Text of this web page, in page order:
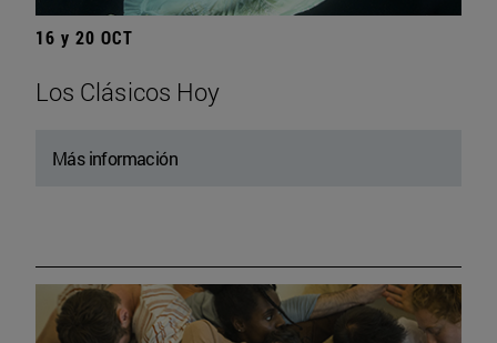
16 y 20 OCT
Los Clásicos Hoy
Más información